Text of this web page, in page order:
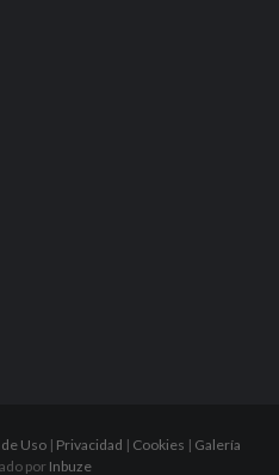
Uso| Privacidad | Cookies | Galería
por Inbuze